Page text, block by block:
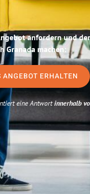
anfordern und
Granada machen:
ERHALTEN
eine Antwortinnerhalb